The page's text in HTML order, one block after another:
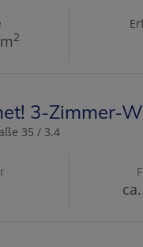
2
3-Zimmer-
35 / 3.4